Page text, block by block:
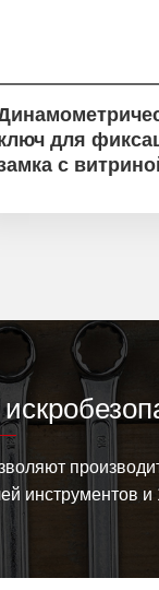
для
с
инструментов